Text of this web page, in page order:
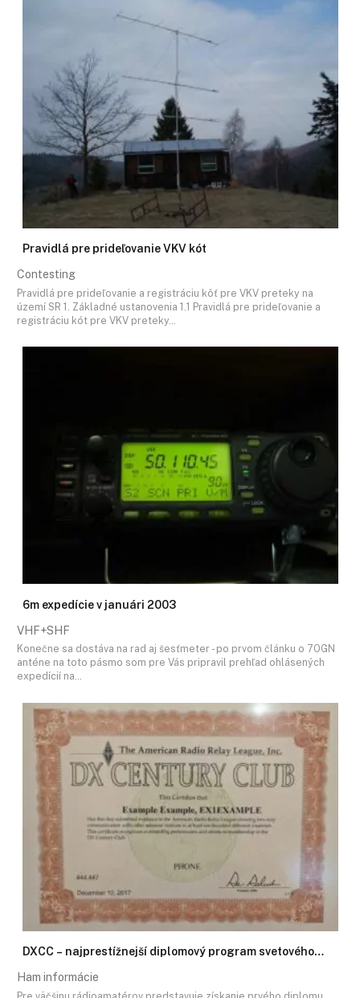
Pravidlá pre prideľovanie VKV kót
Contesting
Pravidlá pre prideľovanie a registráciu kôť pre VKV preteky na
území SR 1. Základné ustanovenia 1.1 Pravidlá pre prideľovanie a
registráciu kót pre VKV preteky…
6m expedície v januári 2003
VHF+SHF
Konečne sa dostáva na rad aj šesťmeter - po prvom článku o 7OGN
anténe na toto pásmo som pre Vás pripravil prehľad ohlásených
expedícií na…
DXCC – najprestížnejší diplomový program svetového…
Ham informácie